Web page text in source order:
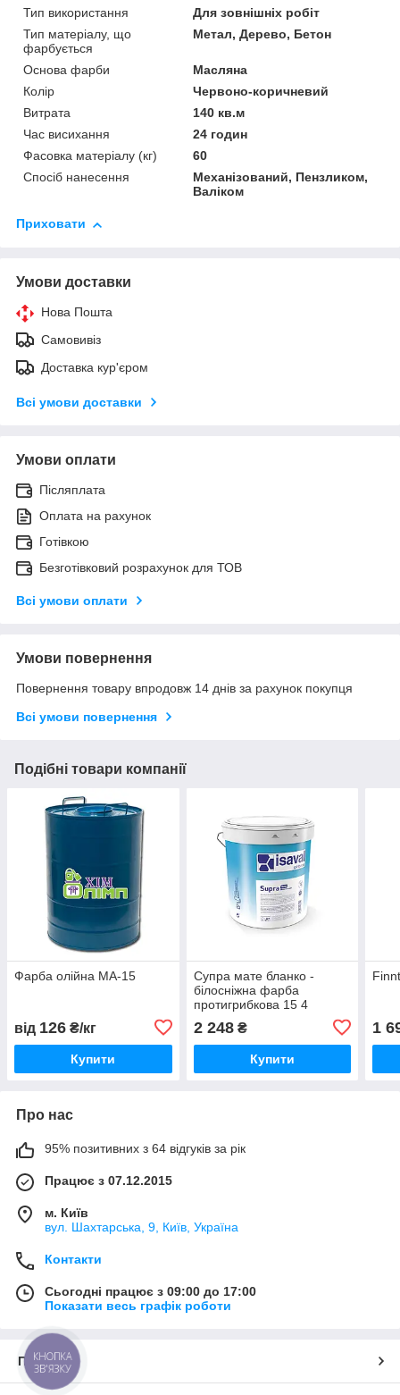
Тип використання
Для зовнішніх робіт
Тип матеріалу, що
фарбується
Метал, Дерево, Бетон
Основа фарби
Масляна
Колір
Червоно-коричневий
Витрата
140 кв.м
Час висихання
24 годин
Фасовка матеріалу (кг)
60
Спосіб нанесення
Механізований, Пензликом,
Валіком
Приховати
Умови доставки
Нова Пошта
Самовивіз
Доставка кур'єром
Всі умови доставки
Умови оплати
Післяплата
Оплата на рахунок
Готівкою
Безготівковий розрахунок для ТОВ
Всі умови оплати
Умови повернення
Повернення товару впродовж 14 днів за рахунок покупця
Всі умови повернення
Подібні товари компанії
Фарба олійна МА-15
від 126 ₴/кг
Купити
Супра мате бланко -
білосніжна фарба
протигрибкова 15 4
2 248₴
Купити
1
Про нас
95% позитивних з 64 відгуків за рік
Працює з 07.12.2015
м. Київ
вул. Шахтарська, 9, Київ, Україна
Контакти
Сьогодні працює з 09:00 до 17:00
Показати весь графік роботи
Про нас
КНОПКА
ЗВ'ЯЗКУ